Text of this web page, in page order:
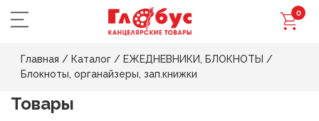
0
Главная / Каталог / ЕЖЕДНЕВНИКИ, БЛОКНОТЫ /
Блокноты, органайзеры, зап.книжки
Товары